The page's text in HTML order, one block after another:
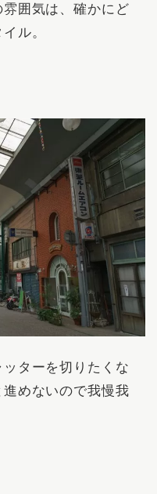
囲気は、確かにど
ル。
ターを切りたくな
めないので我慢我